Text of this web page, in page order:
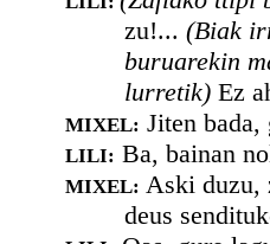
zu!... (Biak
buruarekin
lurretik) Ez
MIXEL: Jiten
LILI: Ba, bainan
MIXEL: Aski duzu,
deus